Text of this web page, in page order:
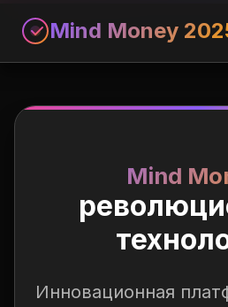
Mind Money
Mind
Инновационная